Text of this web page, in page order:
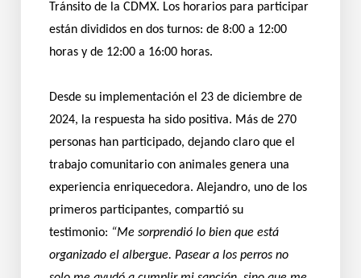
Tránsito de la CDMX. Los horarios para participar
están divididos en dos turnos: de 8:00 a 12:00
horas y de 12:00 a 16:00 horas.
Desde su implementación el 23 de diciembre de
2024, la respuesta ha sido positiva. Más de 270
personas han participado, dejando claro que el
trabajo comunitario con animales genera una
experiencia enriquecedora. Alejandro, uno de los
primeros participantes, compartió su
testimonio: “Me sorprendió lo bien que está
organizado el albergue. Pasear a los perros no